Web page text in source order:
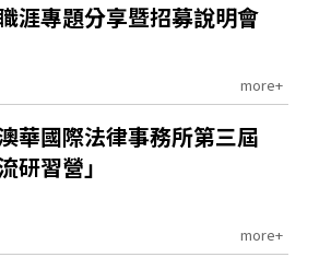
涯專題分享暨招募說明會
more+
華國際法律事務所第三屆
研習營」
more+